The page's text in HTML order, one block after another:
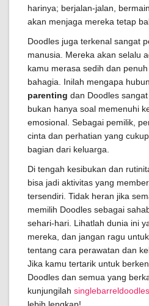
harinya; berjalan-jalan,
akan menjaga mereka tetap
Doodles juga terkenal sangat
manusia. Mereka akan selalu
kamu merasa sedih dan
bahagia. Inilah mengapa
parenting dan Doodles
bukan hanya soal memenuhi
emosional. Sebagai pemilik,
cinta dan perhatian yang
bagian dari keluarga.
Di tengah kesibukan dan
bisa jadi aktivitas yang
tersendiri. Tidak heran jika
memilih Doodles sebagai
sehari-hari. Lihatlah dunia ini
mereka, dan jangan ragu
tentang cara perawatan dan
Jika kamu tertarik untuk
Doodles dan semua yang
kunjungilah singlebarreldoodles